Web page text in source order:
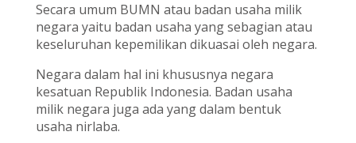
Secara umum BUMN atau badan usaha milik
negara yaitu badan usaha yang sebagian atau
keseluruhan kepemilikan dikuasai oleh negara.
Negara dalam hal ini khususnya negara
kesatuan Republik Indonesia. Badan usaha
milik negara juga ada yang dalam bentuk
usaha nirlaba.